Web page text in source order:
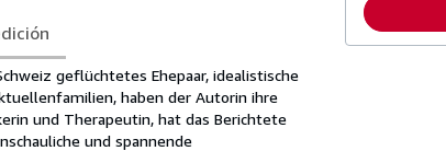
geflüchtetes Ehepaar, idealistische
haben der Autorin ihre
und Therapeutin, hat das Berichtete
und spannende